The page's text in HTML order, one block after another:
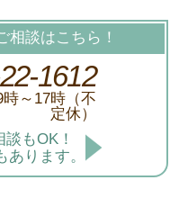
相談はこちら！
1612
～17時（不
定休）
もOK！
ります。